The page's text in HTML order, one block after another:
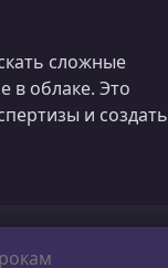
сложные
в облаке. Это
и создать